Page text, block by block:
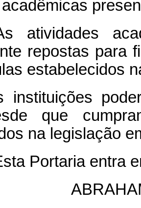
atividades
repostas para
estabelecidos
instituições
que
na legislação
Portaria entra